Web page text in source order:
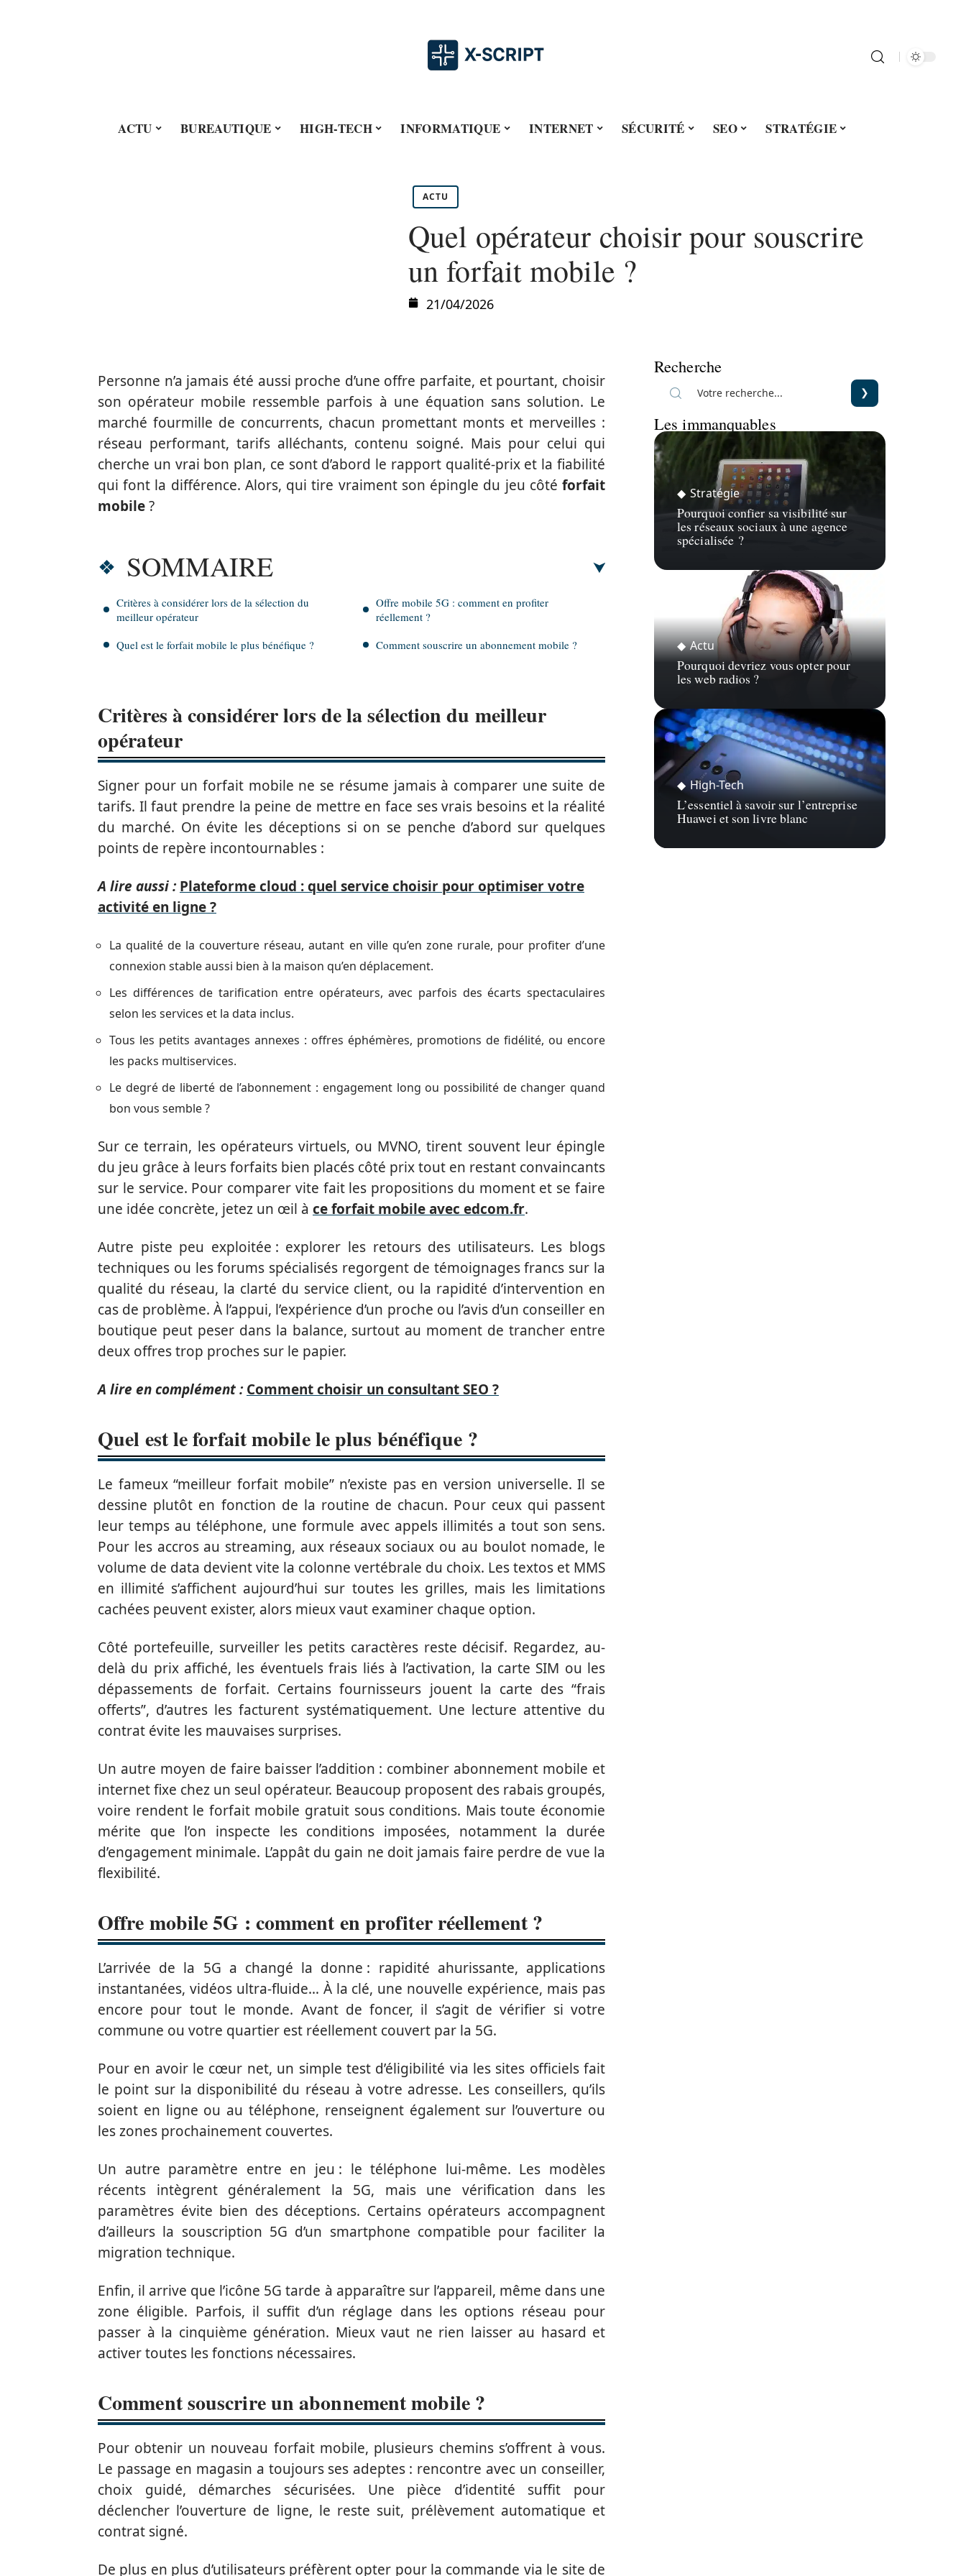
ACTU BUREAUTIQUE HIGH-TECH INFORMATIQUE INTERNET SÉCURITÉ SEO STRATÉGIE
ACTU
Quel opérateur choisir pour souscrire
un forfait mobile ?
21/04/2026
Personne n’a jamais été aussi proche d’une offre parfaite, et pourtant, choisir
son opérateur mobile ressemble parfois à une équation sans solution. Le
marché fourmille de concurrents, chacun promettant monts et merveilles :
réseau performant, tarifs alléchants, contenu soigné. Mais pour celui qui
cherche un vrai bon plan, ce sont d’abord le rapport qualité-prix et la fiabilité
qui font la différence. Alors, qui tire vraiment son épingle du jeu côté forfait
mobile?
SOMMAIRE
Critères à considérer lors de la sélection du
meilleur opérateur
Quel est le forfait mobile le plus bénéfique ?
Offre mobile 5G : comment en profiter
réellement ?
Comment souscrire un abonnement mobile ?
Critères à considérer lors de la sélection du meilleur
opérateur
Signer pour un forfait mobile ne se résume jamais à comparer une suite de
tarifs. Il faut prendre la peine de mettre en face ses vrais besoins et la réalité
du marché. On évite les déceptions si on se penche d’abord sur quelques
points de repère incontournables :
A lire aussi : Plateforme cloud : quel service choisir pour optimiser votre
activité en ligne ?
La qualité de la couverture réseau, autant en ville qu’en zone rurale, pour profiter d’une
connexion stable aussi bien à la maison qu’en déplacement.
Les différences de tarification entre opérateurs, avec parfois des écarts spectaculaires
selon les services et la data inclus.
Tous les petits avantages annexes : offres éphémères, promotions de fidélité, ou encore
les packs multiservices.
Le degré de liberté de l’abonnement : engagement long ou possibilité de changer quand
bon vous semble ?
Sur ce terrain, les opérateurs virtuels, ou MVNO, tirent souvent leur épingle
du jeu grâce à leurs forfaits bien placés côté prix tout en restant convaincants
sur le service. Pour comparer vite fait les propositions du moment et se faire
une idée concrète, jetez un œil à ce forfait mobile avec edcom.fr.
Autre piste peu exploitée : explorer les retours des utilisateurs. Les blogs
techniques ou les forums spécialisés regorgent de témoignages francs sur la
qualité du réseau, la clarté du service client, ou la rapidité d’intervention en
cas de problème. À l’appui, l’expérience d’un proche ou l’avis d’un conseiller en
boutique peut peser dans la balance, surtout au moment de trancher entre
deux offres trop proches sur le papier.
A lire en complément : Comment choisir un consultant SEO ?
Quel est le forfait mobile le plus bénéfique ?
Le fameux “meilleur forfait mobile” n’existe pas en version universelle. Il se
dessine plutôt en fonction de la routine de chacun. Pour ceux qui passent
leur temps au téléphone, une formule avec appels illimités a tout son sens.
Pour les accros au streaming, aux réseaux sociaux ou au boulot nomade, le
volume de data devient vite la colonne vertébrale du choix. Les textos et MMS
en illimité s’affichent aujourd’hui sur toutes les grilles, mais les limitations
cachées peuvent exister, alors mieux vaut examiner chaque option.
Côté portefeuille, surveiller les petits caractères reste décisif. Regardez, au-
delà du prix affiché, les éventuels frais liés à l’activation, la carte SIM ou les
dépassements de forfait. Certains fournisseurs jouent la carte des “frais
offerts”, d’autres les facturent systématiquement. Une lecture attentive du
contrat évite les mauvaises surprises.
Un autre moyen de faire baisser l’addition : combiner abonnement mobile et
internet fixe chez un seul opérateur. Beaucoup proposent des rabais groupés,
voire rendent le forfait mobile gratuit sous conditions. Mais toute économie
mérite que l’on inspecte les conditions imposées, notamment la durée
d’engagement minimale. L’appât du gain ne doit jamais faire perdre de vue la
flexibilité.
Offre mobile 5G : comment en profiter réellement ?
L’arrivée de la 5G a changé la donne : rapidité ahurissante, applications
instantanées, vidéos ultra-fluide… À la clé, une nouvelle expérience, mais pas
encore pour tout le monde. Avant de foncer, il s’agit de vérifier si votre
commune ou votre quartier est réellement couvert par la 5G.
Pour en avoir le cœur net, un simple test d’éligibilité via les sites officiels fait
le point sur la disponibilité du réseau à votre adresse. Les conseillers, qu’ils
soient en ligne ou au téléphone, renseignent également sur l’ouverture ou
les zones prochainement couvertes.
Un autre paramètre entre en jeu : le téléphone lui-même. Les modèles
récents intègrent généralement la 5G, mais une vérification dans les
paramètres évite bien des déceptions. Certains opérateurs accompagnent
d’ailleurs la souscription 5G d’un smartphone compatible pour faciliter la
migration technique.
Enfin, il arrive que l’icône 5G tarde à apparaître sur l’appareil, même dans une
zone éligible. Parfois, il suffit d’un réglage dans les options réseau pour
passer à la cinquième génération. Mieux vaut ne rien laisser au hasard et
activer toutes les fonctions nécessaires.
Comment souscrire un abonnement mobile ?
Pour obtenir un nouveau forfait mobile, plusieurs chemins s’offrent à vous.
Le passage en magasin a toujours ses adeptes : rencontre avec un conseiller,
choix guidé, démarches sécurisées. Une pièce d’identité suffit pour
déclencher l’ouverture de ligne, le reste suit, prélèvement automatique et
contrat signé.
De plus en plus d’utilisateurs préfèrent opter pour la commande via le site de
Recherche
Les immanquables
Stratégie
Pourquoi confier sa visibilité sur
les réseaux sociaux à une agence
spécialisée ?
Actu
Pourquoi devriez vous opter pour
les web radios ?
High-Tech
L’essentiel à savoir sur l’entreprise
Huawei et son livre blanc